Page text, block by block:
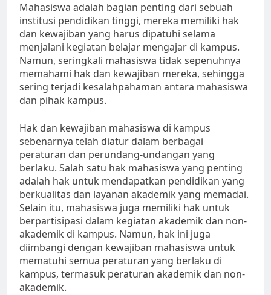
Mahasiswa adalah bagian penting dari sebuah
institusi pendidikan tinggi, mereka memiliki hak
dan kewajiban yang harus dipatuhi selama
menjalani kegiatan belajar mengajar di kampus.
Namun, seringkali mahasiswa tidak sepenuhnya
memahami hak dan kewajiban mereka, sehingga
sering terjadi kesalahpahaman antara mahasiswa
dan pihak kampus.
Hak dan kewajiban mahasiswa di kampus
sebenarnya telah diatur dalam berbagai
peraturan dan perundang-undangan yang
berlaku. Salah satu hak mahasiswa yang penting
adalah hak untuk mendapatkan pendidikan yang
berkualitas dan layanan akademik yang memadai.
Selain itu, mahasiswa juga memiliki hak untuk
berpartisipasi dalam kegiatan akademik dan non-
akademik di kampus. Namun, hak ini juga
diimbangi dengan kewajiban mahasiswa untuk
mematuhi semua peraturan yang berlaku di
kampus, termasuk peraturan akademik dan non-
akademik.